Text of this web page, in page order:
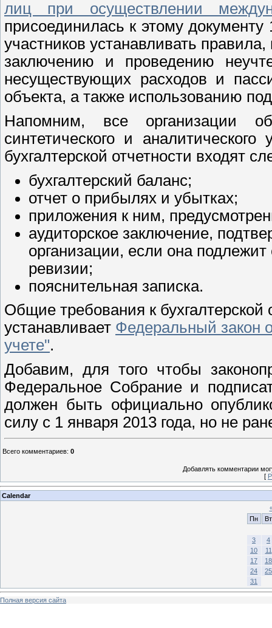
лиц при осуществлении
присоединилась к этому
участников устанавливать
заключению и проведению
несуществующих расходов и
объекта, а также использованию
Напомним, все организации
синтетического и
бухгалтерской отчетности входят
бухгалтерский баланс;
отчет о прибылях и убытках;
приложения к ним,
аудиторское заключение,
организации, если она
ревизии;
пояснительная записка.
Общие требования к
устанавливает Федеральный закон
учете".
Добавим, для того чтобы
Федеральное Собрание и
должен быть официально
силу с 1 января 2013 года, но не
Всего комментариев: 0
Добавлять комментарии
[
Calendar
Пн
Вт
3
4
10
11
17
18
24
25
31
Полная версия сайта